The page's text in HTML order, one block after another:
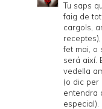
Tu saps
faig de
cargols,
fet mai, o
será així.
vedella
(o dic per
entendra
especial).